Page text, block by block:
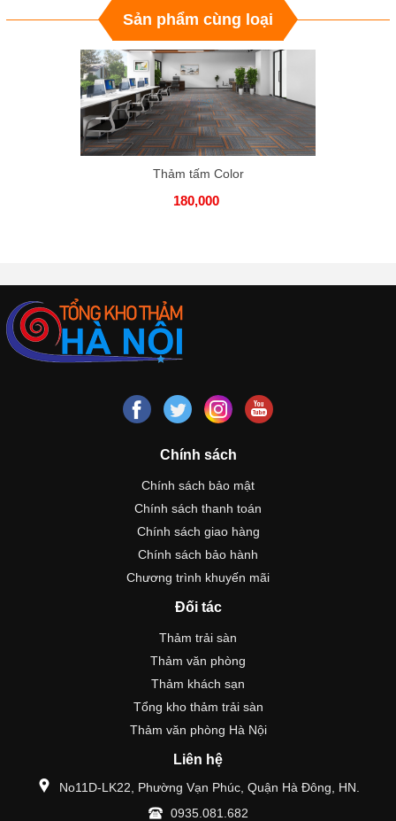
Sản phẩm cùng loại
Thảm tấm Color
180,000
Chính sách
Chính sách bảo mật
Chính sách thanh toán
Chính sách giao hàng
Chính sách bảo hành
Chương trình khuyến mãi
Đối tác
Thảm trải sàn
Thảm văn phòng
Thảm khách sạn
Tổng kho thảm trải sàn
Thảm văn phòng Hà Nội
Liên hệ
No11D-LK22, Phường Vạn Phúc, Quận Hà Đông, HN.
0935.081.682